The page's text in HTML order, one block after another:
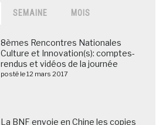
SEMAINE MOIS
8èmes Rencontres Nationales
Culture et Innovation(s): comptes-
rendus et vidéos de la journée
posté le 12 mars 2017
La BNF envoie en Chine les copies